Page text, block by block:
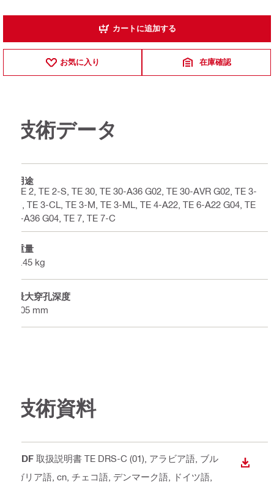
カートに追加する
お気に入り 在庫確認
技術データ
用途
TE 2, TE 2-S, TE 30, TE 30-A36 G02, TE 30-AVR G02, TE 3-
C, TE 3-CL, TE 3-M, TE 3-ML, TE 4-A22, TE 6-A22 G04, TE
6-A36 G04, TE 7, TE 7-C
重量
0.45 kg
最大穿孔深度
105 mm
技術資料
PDF 取扱説明書 TE DRS-C (01) , アラビア語, ブル
ガリア語, cn, チェコ語, デンマーク語, ドイツ語,
ダウン